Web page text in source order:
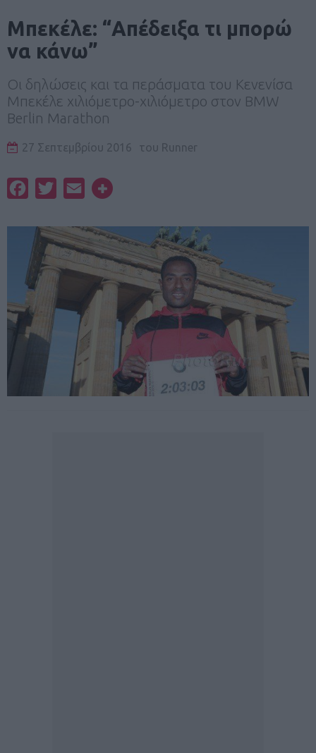
Μπεκέλε: “Απέδειξα τι μπορώ
να κάνω”
Οι δηλώσεις και τα περάσματα του Κενενίσα
Μπεκέλε χιλιόμετρο-χιλιόμετρο στον BMW
Berlin Marathon
27 Σεπτεμβρίου 2016 του Runner
FacebookTwitterEmail